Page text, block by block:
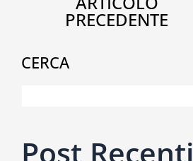
PRECEDENTE
CERCA
Post Recenti